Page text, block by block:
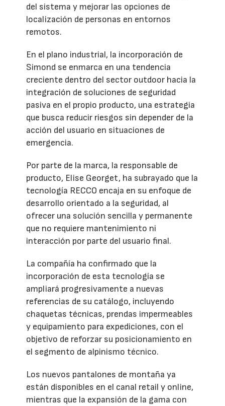
del sistema y mejorar las opciones de
localización de personas en entornos
remotos.
En el plano industrial, la incorporación de
Simond se enmarca en una tendencia
creciente dentro del sector outdoor hacia la
integración de soluciones de seguridad
pasiva en el propio producto, una estrategia
que busca reducir riesgos sin depender de la
acción del usuario en situaciones de
emergencia.
Por parte de la marca, la responsable de
producto, Elise Georget, ha subrayado que la
tecnología RECCO encaja en su enfoque de
desarrollo orientado a la seguridad, al
ofrecer una solución sencilla y permanente
que no requiere mantenimiento ni
interacción por parte del usuario final.
La compañía ha confirmado que la
incorporación de esta tecnología se
ampliará progresivamente a nuevas
referencias de su catálogo, incluyendo
chaquetas técnicas, prendas impermeables
y equipamiento para expediciones, con el
objetivo de reforzar su posicionamiento en
el segmento de alpinismo técnico.
Los nuevos pantalones de montaña ya
están disponibles en el canal retail y online,
mientras que la expansión de la gama con